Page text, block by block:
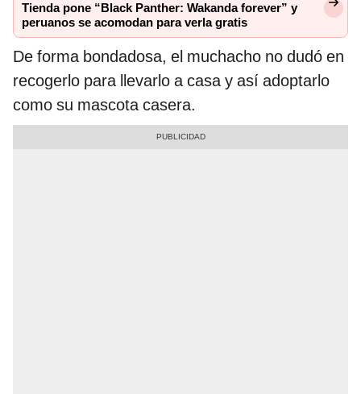
Tienda pone “Black Panther: Wakanda forever” y
peruanos se acomodan para verla gratis
De forma bondadosa, el muchacho no dudó en
recogerlo para llevarlo a casa y así adoptarlo
como su mascota casera.